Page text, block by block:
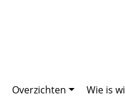
Overzichten Wie is